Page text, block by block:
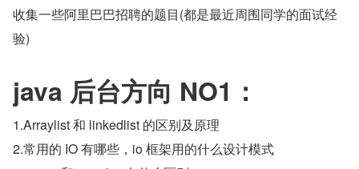
收集一些阿里巴巴招聘的题目(都是最近周围同学的面试经
验)
java 后台方向 NO1：
1.Arraylist 和 linkedlist 的区别及原理
2.常用的 IO 有哪些，io 框架用的什么设计模式